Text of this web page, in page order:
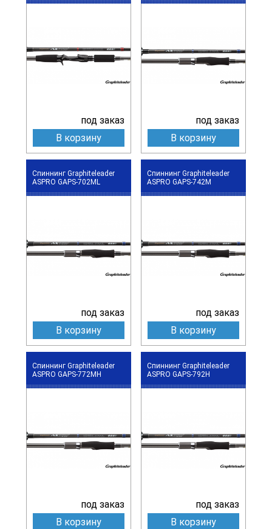
под заказ
В корзину
под заказ
В корзину
Спиннинг Graphiteleader
ASPRO GAPS-702ML
под заказ
В корзину
Спиннинг Graphiteleader
ASPRO GAPS-742M
под заказ
В корзину
Спиннинг Graphiteleader
ASPRO GAPS-772MH
под заказ
В корзину
Спиннинг Graphiteleader
ASPRO GAPS-792H
под заказ
В корзину